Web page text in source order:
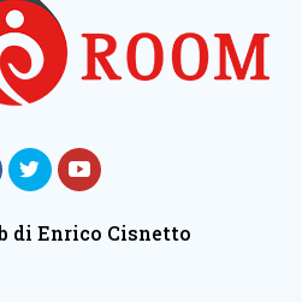
di Enrico Cisnetto